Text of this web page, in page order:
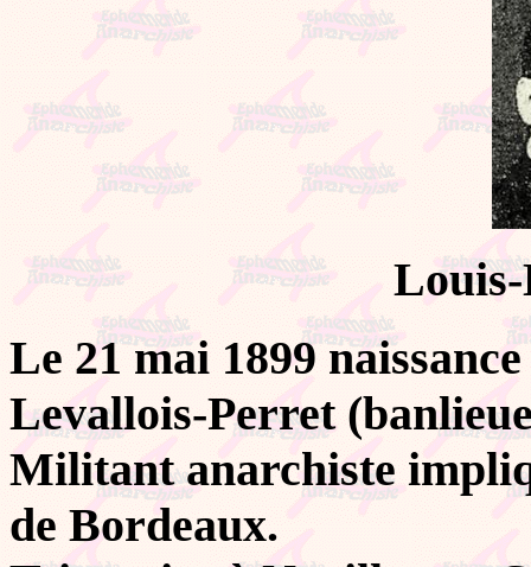
Le 21 mai 1899
Levallois-Perret
Militant anarchiste
de Bordeaux.